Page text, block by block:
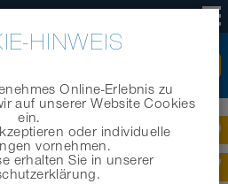
Karriere
HINWEIS
Online-Erlebnis zu
auf unserer Website Cookies
ein.
oder individuelle
vornehmen.
erhalten Sie in unserer